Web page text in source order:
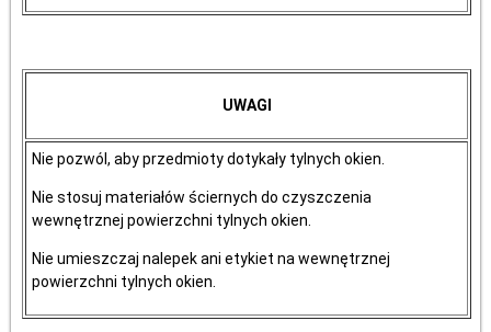
UWAGI
Nie pozwól, aby przedmioty dotykały tylnych okien.
Nie stosuj materiałów ściernych do czyszczenia
wewnętrznej powierzchni tylnych okien.
Nie umieszczaj nalepek ani etykiet na wewnętrznej
powierzchni tylnych okien.